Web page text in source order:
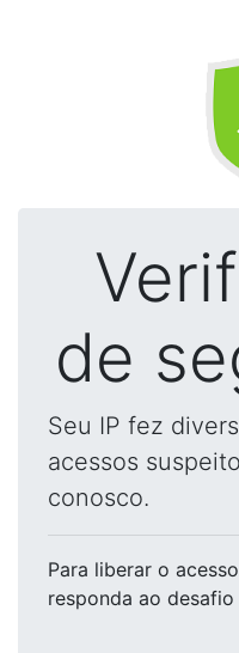
de
Seu IP fez
acessos
conosco.
Para liberar o acesso
responda ao desafio